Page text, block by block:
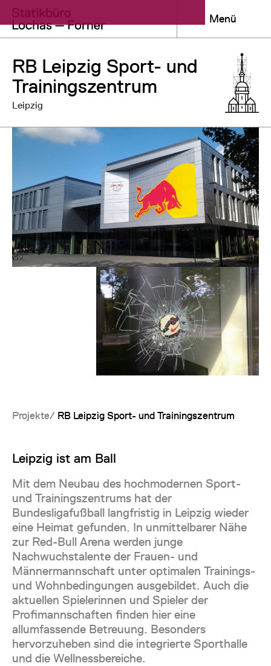
Menü
RB Leipzig Sport- und
Trainingszentrum
Leipzig
Projekte RB Leipzig Sport- und Trainingszentrum
Leipzig ist am Ball
Mit dem Neubau des hochmodernen Sport-
und Trainingszentrums hat der
Bundesligafußball langfristig in Leipzig wieder
eine Heimat gefunden. In unmittelbarer Nähe
zur Red-Bull Arena werden junge
Nachwuchstalente der Frauen- und
Männermannschaft unter optimalen Trainings-
und Wohnbedingungen ausgebildet. Auch die
aktuellen Spielerinnen und Spieler der
Profimannschaften finden hier eine
allumfassende Betreuung. Besonders
hervorzuheben sind die integrierte Sporthalle
und die Wellnessbereiche.